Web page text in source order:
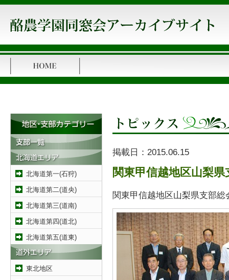
北海道第一(石狩)
北海道第二(道央)
北海道第三(道南)
北海道第四(道北)
北海道第五(道東)
東北地区
掲載日： 2015.06.15
関東甲信越地区山梨
関東甲信越地区山梨県支部総